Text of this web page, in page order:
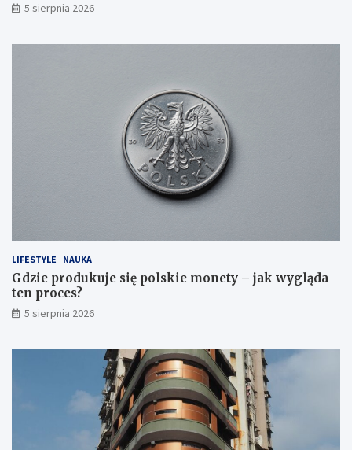
5 sierpnia 2026
LIFESTYLE NAUKA
Gdzie produkuje się polskie monety – jak wygląda
ten proces?
5 sierpnia 2026